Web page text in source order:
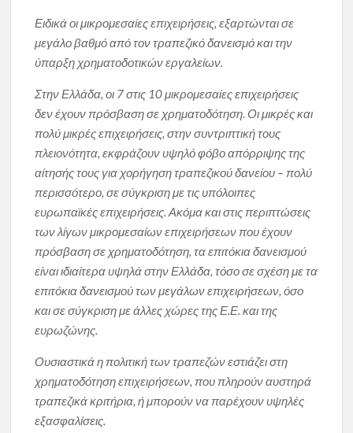
Ειδικά οι μικρομεσαίες επιχειρήσεις, εξαρτώνται σε
μεγάλο βαθμό από τον τραπεζικό δανεισμό και την
ύπαρξη χρηματοδοτικών εργαλείων.
Στην Ελλάδα, οι 7 στις 10 μικρομεσαίες επιχειρήσεις
δεν έχουν πρόσβαση σε χρηματοδότηση. Οι μικρές και
πολύ μικρές επιχειρήσεις, στην συντριπτική τους
πλειονότητα, εκφράζουν υψηλό φόβο απόρριψης της
αίτησής τους για χορήγηση τραπεζικού δανείου – πολύ
περισσότερο, σε σύγκριση με τις υπόλοιπες
ευρωπαϊκές επιχειρήσεις. Ακόμα και στις περιπτώσεις
των λίγων μικρομεσαίων επιχειρήσεων που έχουν
πρόσβαση σε χρηματοδότηση, τα επιτόκια δανεισμού
είναι ιδιαίτερα υψηλά στην Ελλάδα, τόσο σε σχέση με τα
επιτόκια δανεισμού των μεγάλων επιχειρήσεων, όσο
και σε σύγκριση με άλλες χώρες της Ε.Ε. και της
ευρωζώνης.
Ουσιαστικά η πολιτική των τραπεζών εστιάζει στη
χρηματοδότηση επιχειρήσεων, που πληρούν αυστηρά
τραπεζικά κριτήρια, ή μπορούν να παρέχουν υψηλές
εξασφαλίσεις.